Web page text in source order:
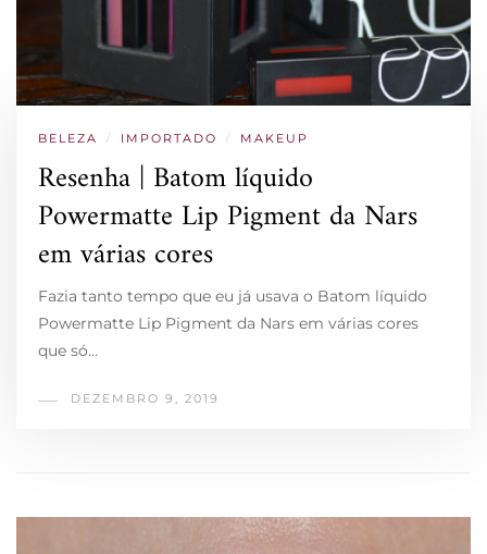
BELEZA / IMPORTADO / MAKEUP
Resenha | Batom líquido
Powermatte Lip Pigment da Nars
em várias cores
Fazia tanto tempo que eu já usava o Batom líquido
Powermatte Lip Pigment da Nars em várias cores
que só…
DEZEMBRO 9, 2019